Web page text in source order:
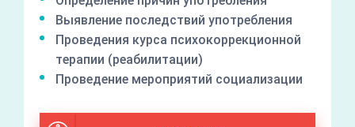
Выявление последствий употребления
Проведения курса психокоррекционной
терапии (реабилитации)
Проведение мероприятий социализации